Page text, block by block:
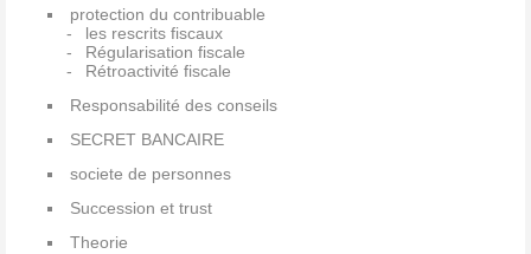
protection du contribuable
les rescrits fiscaux
Régularisation fiscale
Rétroactivité fiscale
Responsabilité des conseils
SECRET BANCAIRE
societe de personnes
Succession et trust
Theorie